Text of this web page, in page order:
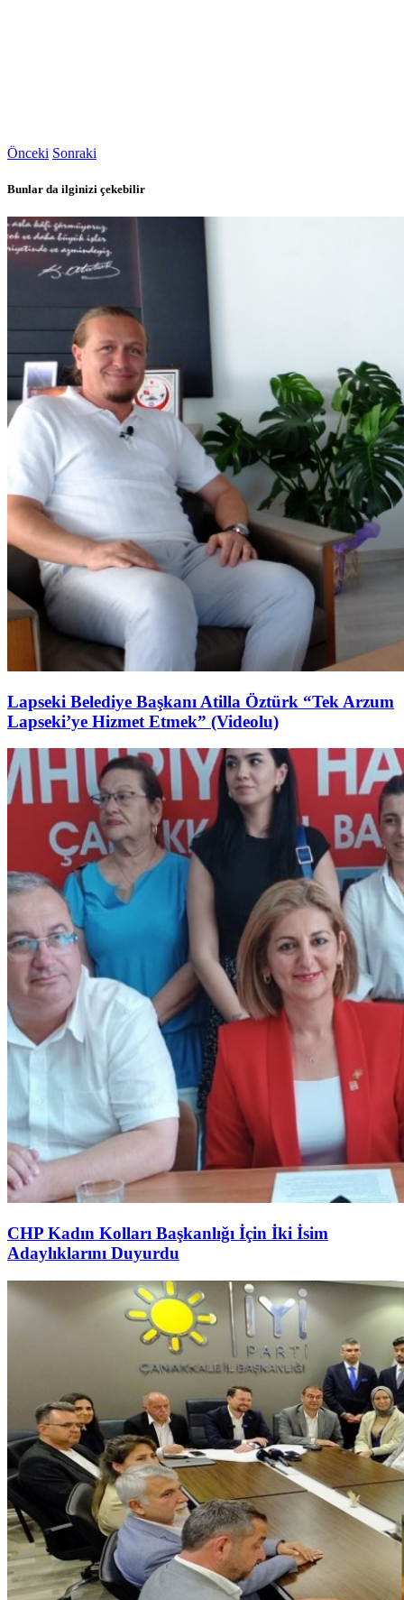
Önceki Sonraki
Bunlar da ilginizi çekebilir
Lapseki Belediye Başkanı Atilla Öztürk “Tek Arzum
Lapseki’ye Hizmet Etmek” (Videolu)
CHP Kadın Kolları Başkanlığı İçin İki İsim
Adaylıklarını Duyurdu